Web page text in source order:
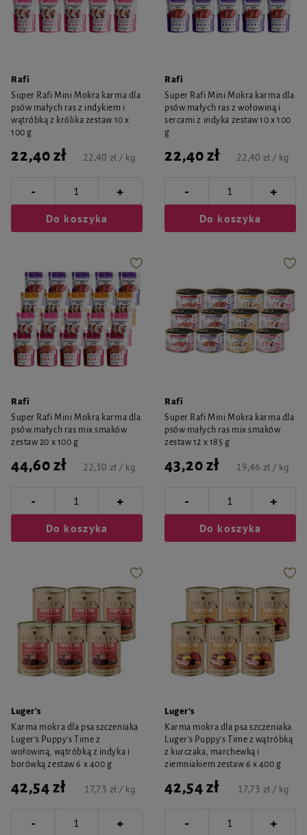
Rafi
Super Rafi Mini Mokra karma dla
psów małych ras z indykiem i
wątróbką z królika zestaw 10 x
100 g
22,40 zł 22,40 zł / kg
- +
Do koszyka
Rafi
Super Rafi Mini Mokra karma dla
psów małych ras z wołowiną i
sercami z indyka zestaw 10 x 100
g
22,40 zł 22,40 zł / kg
- +
Do koszyka
Rafi
Super Rafi Mini Mokra karma dla
psów małych ras mix smaków
zestaw 20 x 100 g
44,60 zł 22,30 zł / kg
- +
Do koszyka
Rafi
Super Rafi Mini Mokra karma dla
psów małych ras mix smaków
zestaw 12 x 185 g
43,20 zł 19,46 zł / kg
- +
Do koszyka
Luger's
Karma mokra dla psa szczeniaka
Luger's Puppy's Time z
wołowiną, wątróbką z indyka i
borówką zestaw 6 x 400 g
42,54 zł 17,73 zł / kg
- +
Luger's
Karma mokra dla psa szczeniaka
Luger's Puppy's Time z wątróbką
z kurczaka, marchewką i
ziemniakiem zestaw 6 x 400 g
42,54 zł 17,73 zł / kg
- +